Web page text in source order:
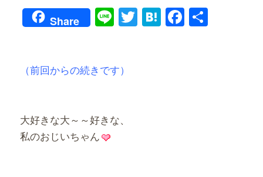
Share LineTwitter
Hatena共
（前回からの続きです）
大好きな大～～好きな、
私のおじいちゃん